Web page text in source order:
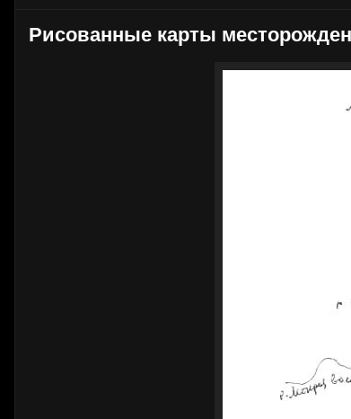
Рисованные карты